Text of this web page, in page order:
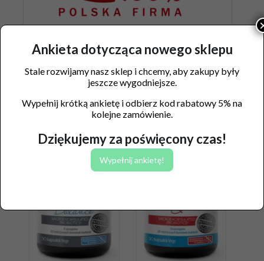
Podobne produkty
Ankieta dotycząca nowego sklepu
Stale rozwijamy nasz sklep i chcemy, aby zakupy były
jeszcze wygodniejsze.
Wypełnij krótką ankietę i odbierz kod rabatowy 5% na
kolejne zamówienie.
Dziękujemy za poświęcony czas!
Wypełnij ankietę!